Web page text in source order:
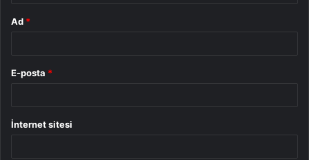
Ad *
E-posta *
İnternet sitesi